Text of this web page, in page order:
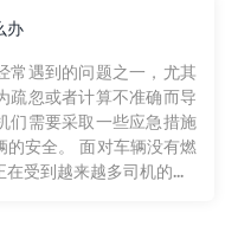
办
常遇到的问题之一，尤其
疏忽或者计算不准确而导
们需要采取一些应急措施
的安全。 面对车辆没有燃
受到越来越多司机的...